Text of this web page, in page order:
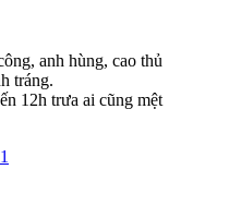
anh hùng, cao thủ
tráng.
12h trưa ai cũng mệt